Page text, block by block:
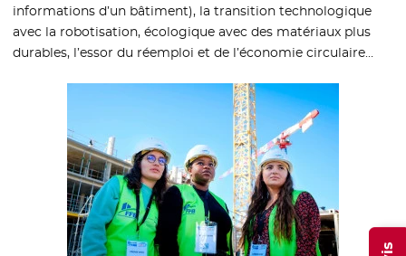
informations d’un bâtiment), la transition technologique
avec la robotisation, écologique avec des matériaux plus
durables, l’essor du réemploi et de l’économie circulaire…